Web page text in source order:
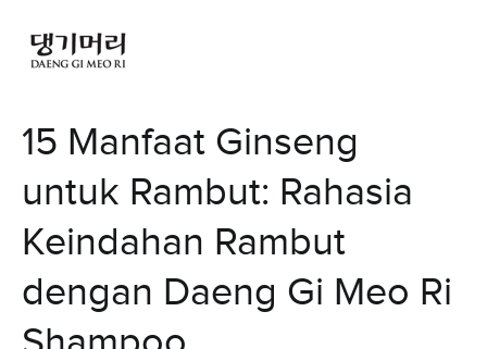
15 Manfaat Ginseng
untuk Rambut: Rahasia
Keindahan Rambut
dengan Daeng Gi Meo Ri